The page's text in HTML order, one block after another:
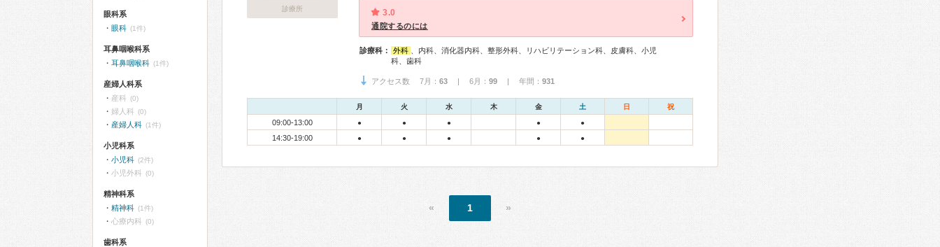
診療所 3.0
通院するのには
診療科： 外科
、内科、消化器内科、整形外科、リハビリテーション科、皮膚科、小児
科、歯科
アクセス数 7月： 63 | 6月： 99 | 年間： 931
月 火 水 木 金 土 日 祝
09:00-13:00 ● ● ● ● ●
14:30-19:00 ● ● ● ● ●
« 1 »
眼科系
眼科 (1件)
耳鼻咽喉科系
耳鼻咽喉科 (1件)
産婦人科系
産科 (0)
婦人科 (0)
産婦人科 (1件)
小児科系
小児科 (2件)
小児外科 (0)
精神科系
精神科 (1件)
心療内科 (0)
歯科系